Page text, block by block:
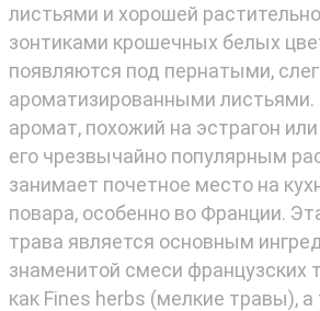
листьями и хорошей
зонтиками крошечных белых
появляются под пернатыми,
ароматизированными листьями.
аромат, похожий на эстрагон
его чрезвычайно популярным
занимает почетное место на
повара, особенно во Франции.
трава является основным
знаменитой смеси французских
как Fines herbs (мелкие травы),